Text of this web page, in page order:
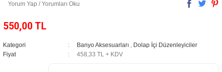
Yorum Yap / Yorumları Oku
550,00 TL
Kategori Banyo Aksesuarları , Dolap İçi Düzenleyiciler
Fiyat
458,33 TL + KDV